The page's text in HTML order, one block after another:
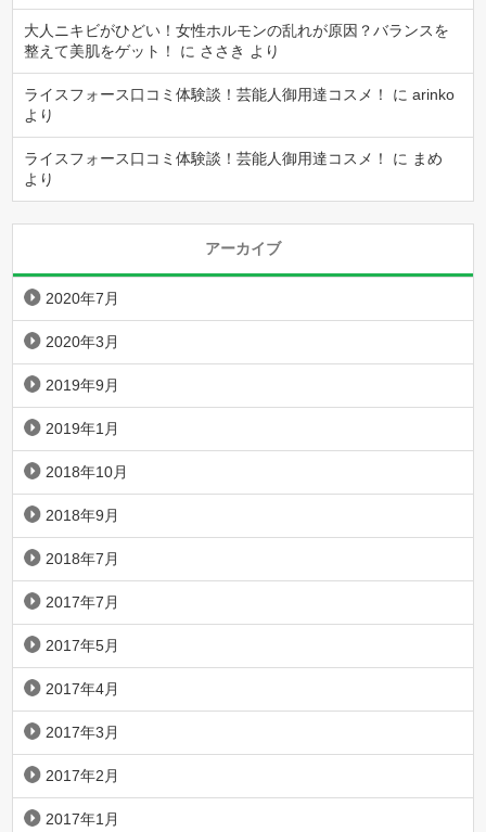
大人ニキビがひどい！女性ホルモンの乱れが原因？バランスを
整えて美肌をゲット！
に ささき より
ライスフォース口コミ体験談！芸能人御用達コスメ！ にarinko
より
ライスフォース口コミ体験談！芸能人御用達コスメ！ に まめ
より
アーカイブ
2020年7月
2020年3月
2019年9月
2019年1月
2018年10月
2018年9月
2018年7月
2017年7月
2017年5月
2017年4月
2017年3月
2017年2月
2017年1月